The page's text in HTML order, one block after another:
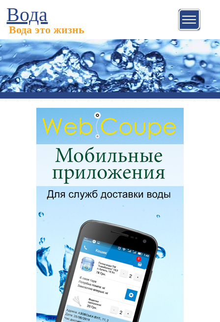
Вода
Вода это жизнь